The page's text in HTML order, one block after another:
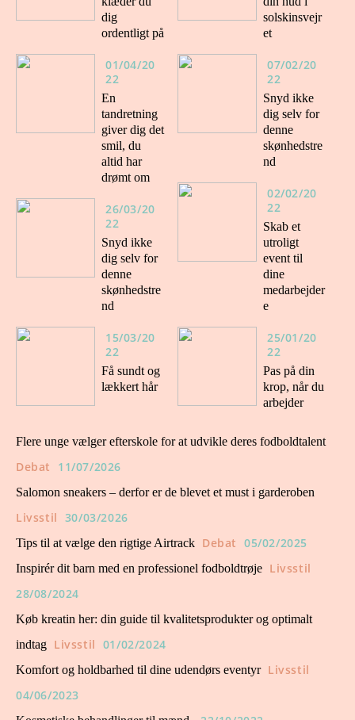
dig
ordentligt på
01/04/20
22
En
tandretning
giver dig det
smil, du
altid har
drømt om
26/03/20
22
Snyd ikke
dig selv for
denne
skønhedstre
nd
15/03/20
22
Få sundt og
lækkert hår
solskinsvejr
et
07/02/20
22
Snyd ikke
dig selv for
denne
skønhedstre
nd
02/02/20
22
Skab et
utroligt
event til
dine
medarbejder
e
25/01/20
22
Pas på din
krop, når du
arbejder
Flere unge vælger efterskole for at udvikle deres fodboldtalent
Debat 11/07/2026
Salomon sneakers – derfor er de blevet et must i garderoben
Livsstil 30/03/2026
Tips til at vælge den rigtige Airtrack Debat 05/02/2025
Inspirér dit barn med en professionel fodboldtrøje Livsstil
28/08/2024
Køb kreatin her: din guide til kvalitetsprodukter og optimalt
indtag Livsstil 01/02/2024
Komfort og holdbarhed til dine udendørs eventyr Livsstil
04/06/2023